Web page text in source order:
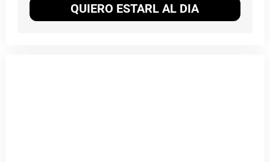
QUIERO ESTARL AL DIA